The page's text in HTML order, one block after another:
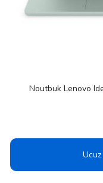
Noutbuk Lenovo